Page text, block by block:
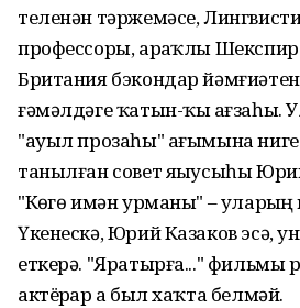
теленән тәржемәсе,
профессоры, арҙаҡлы Шекспир
Британия бэкондар
ғәмәлдәге ҡатын-ҡыҙ ағзаһы.
"ауыл прозаһы" ағымына
танылған совет яҙыусыһы
"Көҙгө имән урманы" –
Үкенескә, Юрий Казаков эсә,
еткерә. "Яратырға..." фильмы
актёрҙар ҙа был хаҡта белмәй.